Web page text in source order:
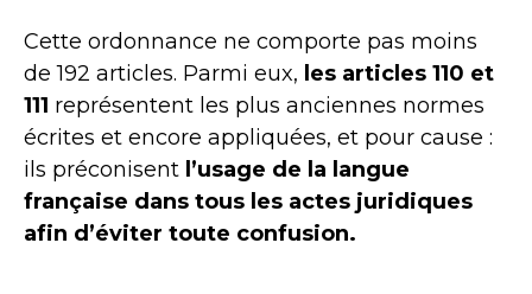
Cette ordonnance ne comporte pas moins
de 192 articles. Parmi eux, les articles 110 et
111 représentent les plus anciennes normes
écrites et encore appliquées, et pour cause :
ils préconisent l’usage de la langue
française dans tous les actes juridiques
afin d’éviter toute confusion.